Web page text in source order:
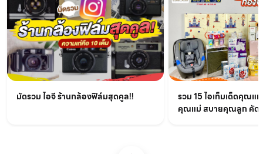
มัดรวม ไอจี ร้านกล้องฟิล์มสุดคูล!!
รวม 15 ไอเท็มเด็ดคุณแ
คุณแม่ สบายคุณลูก คัด